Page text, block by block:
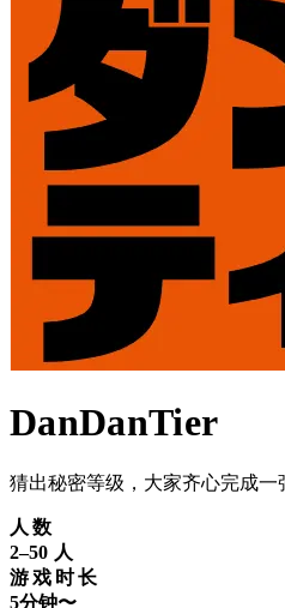
DanDanTier
猜出秘密等级，大家齐心完成一
人数
2–50 人
游戏时长
5分钟〜